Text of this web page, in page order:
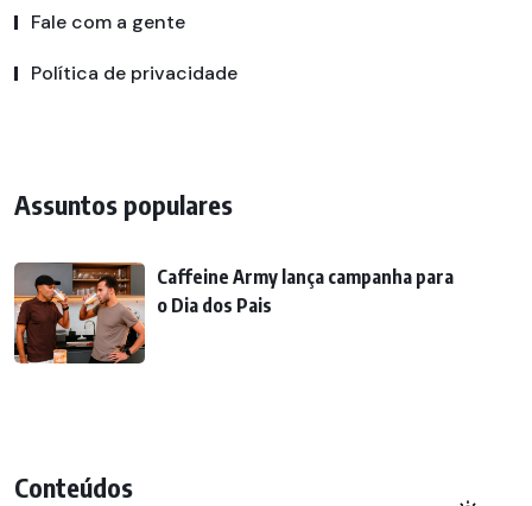
Fale com a gente
Política de privacidade
Assuntos populares
Caffeine Army lança campanha para
o Dia dos Pais
Conteúdos